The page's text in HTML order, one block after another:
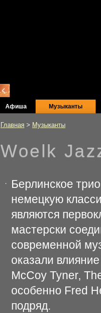
Афиша Музыканты
Главная > Музыканты
Woelk
Берлинское
немецкую
являются
мастерски
современной
оказали
McCoy Tyner,
особенно Fred
подряд.